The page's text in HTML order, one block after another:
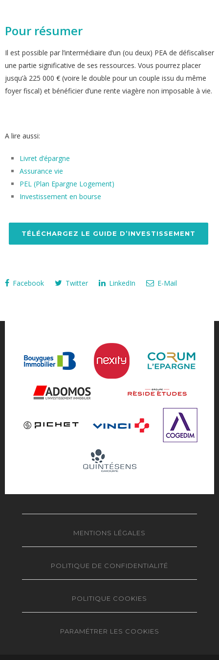
Pour résumer
Il est possible par l’intermédiaire d’un (ou deux) PEA de défiscaliser
une partie significative de ses ressources. Vous pourrez placer
jusqu’à 225 000 € (voire le double pour un couple issu du même
foyer fiscal) et bénéficier d’une rente viagère non imposable à vie.
A lire aussi:
Livret d’épargne
Assurance vie
PEL (Plan Epargne Logement)
Investissement en bourse
TÉLÉCHARGEZ LE GUIDE D’INVESTISSEMENT
Facebook Twitter LinkedIn E-Mail
MENTIONS LÉGALES
POLITIQUE DE CONFIDENTIALITÉ
POLITIQUE COOKIES
PARAMÉTRER LES COOKIES